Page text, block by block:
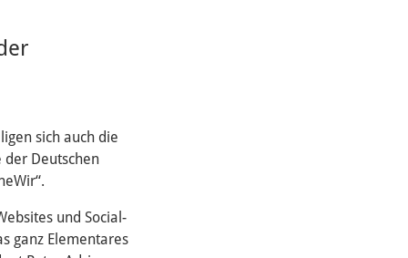
sich auch die
Deutschen
und Social-
ganz Elementares